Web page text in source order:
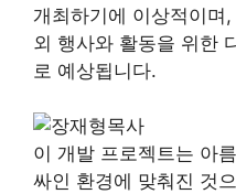
개최하기에 이상적이며
외 행사와 활동을 위한
로 예상됩니다.
이 개발 프로젝트는 아
싸인 환경에 맞춰진 것